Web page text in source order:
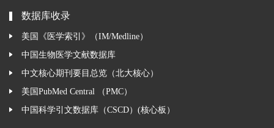
数据库收录
美国《医学索引》（IM/Medline）
中国生物医学文献数据库
中文核心期刊要目总览（北大核心）
美国PubMed Central （PMC）
中国科学引文数据库（CSCD）(核心板）